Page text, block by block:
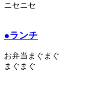
ニセニセ
●ランチ
お弁当まぐまぐ
まぐまぐ